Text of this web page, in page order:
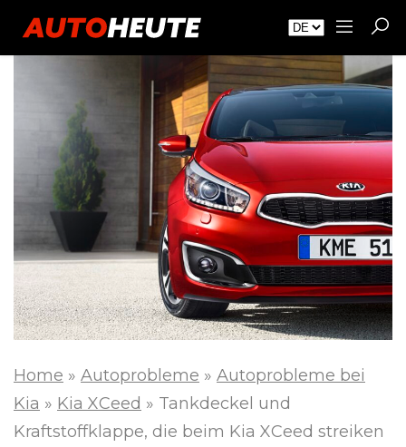
Home » Autoprobleme » Autoprobleme bei
Kia » Kia XCeed » Tankdeckel und
Kraftstoffklappe, die beim Kia XCeed streiken